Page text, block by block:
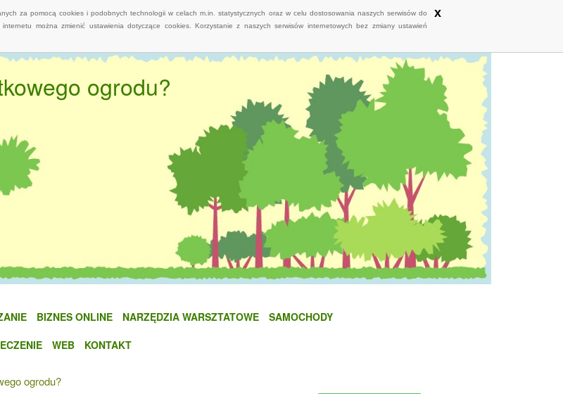
za pomocą cookies i podobnych technologii w celach m.in. statystycznych oraz w celu dostosowania naszych serwisów do
można zmienić ustawienia dotyczące cookies. Korzystanie z naszych serwisów internetowych bez zmiany ustawień
x
ogrodu?
BIZNES ONLINE NARZĘDZIA WARSZTATOWE
SAMOCHODY
WEB KONTAKT
ogrodu?